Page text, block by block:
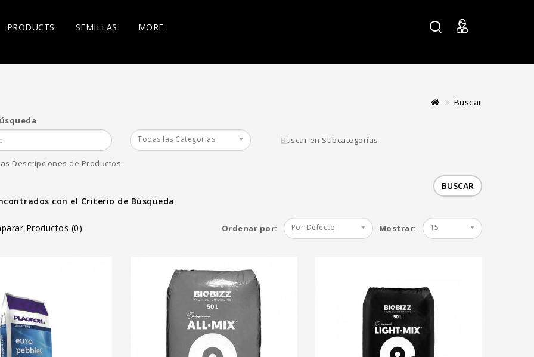
PRODUCTS SEMILLAS MORE
12
Heights
Local Hero 12 Reg -
Higher Heights
100.00€
Fire House 12 Reg -
Higher Heights - Higher Heights
Buscar
Todas las Categorías Buscar en Subcategorías
Descripciones de Productos
con el Criterio de Búsqueda
Productos (0) Ordenar por: Por Defecto Mostrar: 15